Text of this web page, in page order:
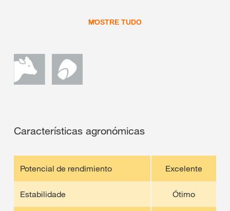
MOSTRE TUDO
Características agronómicas
Potencial de rendimiento Excelente
Estabilidade Ótimo